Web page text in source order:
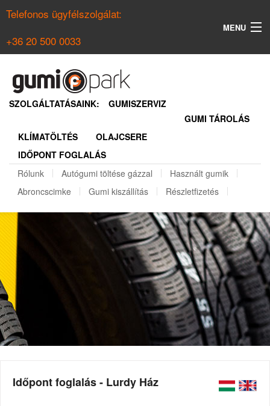
Telefonos ügyfélszolgálat:
+36 20 500 0033
MENU
NYÁRI GUMI KERESŐ
REGISZTRÁCIÓ
SZOLGÁLTATÁSAINK:
GUMISZERVIZ
GUMI TÁROLÁS
KLÍMATÖLTÉS
OLAJCSERE
IDŐPONT FOGLALÁS
Rólunk
Autógumi töltése gázzal
Használt gumik
Abroncscimke
Gumi kiszállítás Részletfizetés
Időpont foglalás - Lurdy Ház